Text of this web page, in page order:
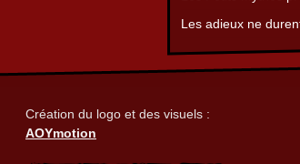
Les adieux ne
Création du logo et des visuels :
AOYmotion